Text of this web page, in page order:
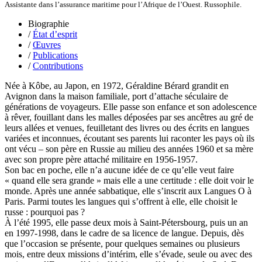
Desprez Léopoldine
Dubois-Tartacap Nicole
Ducret Nicolas
Dugast Stéphane
Dunbar Géraldine
Edwards Richard
Fisset Émeric
Fisset Christine
FitzGerald Edward
Fontaine Benoît
Foucard Marie
Fradin Patrick
Fraisse Thomas
François Valérie
Fuligni Bruno
Gana Frédéric
Garcia Antoine
Garde François
Gaullier Tanneguy
Gauthier Yves
Gemme Pierre
Gendre Florence
Georis Stéphane
Assistante dans l’assurance maritime pour l’Afrique de l’Ouest. Russophile.
Biographie
/État d’esprit
/Œuvres
/Publications
/Contributions
Née à Kôbe, au Japon, en 1972, Géraldine Bérard grandit en
Avignon dans la maison familiale, port d’attache séculaire de
générations de voyageurs. Elle passe son enfance et son adolescence
à rêver, fouillant dans les malles déposées par ses ancêtres au gré de
leurs allées et venues, feuilletant des livres ou des écrits en langues
variées et inconnues, écoutant ses parents lui raconter les pays où ils
ont vécu – son père en Russie au milieu des années 1960 et sa mère
avec son propre père attaché militaire en 1956-1957.
Son bac en poche, elle n’a aucune idée de ce qu’elle veut faire
« quand elle sera grande » mais elle a une certitude : elle doit voir le
monde. Après une année sabbatique, elle s’inscrit aux Langues O à
Paris. Parmi toutes les langues qui s’offrent à elle, elle choisit le
russe : pourquoi pas ?
À l’été 1995, elle passe deux mois à Saint-Pétersbourg, puis un an
en 1997-1998, dans le cadre de sa licence de langue. Depuis, dès
que l’occasion se présente, pour quelques semaines ou plusieurs
mois, entre deux missions d’intérim, elle s’évade, seule ou avec des